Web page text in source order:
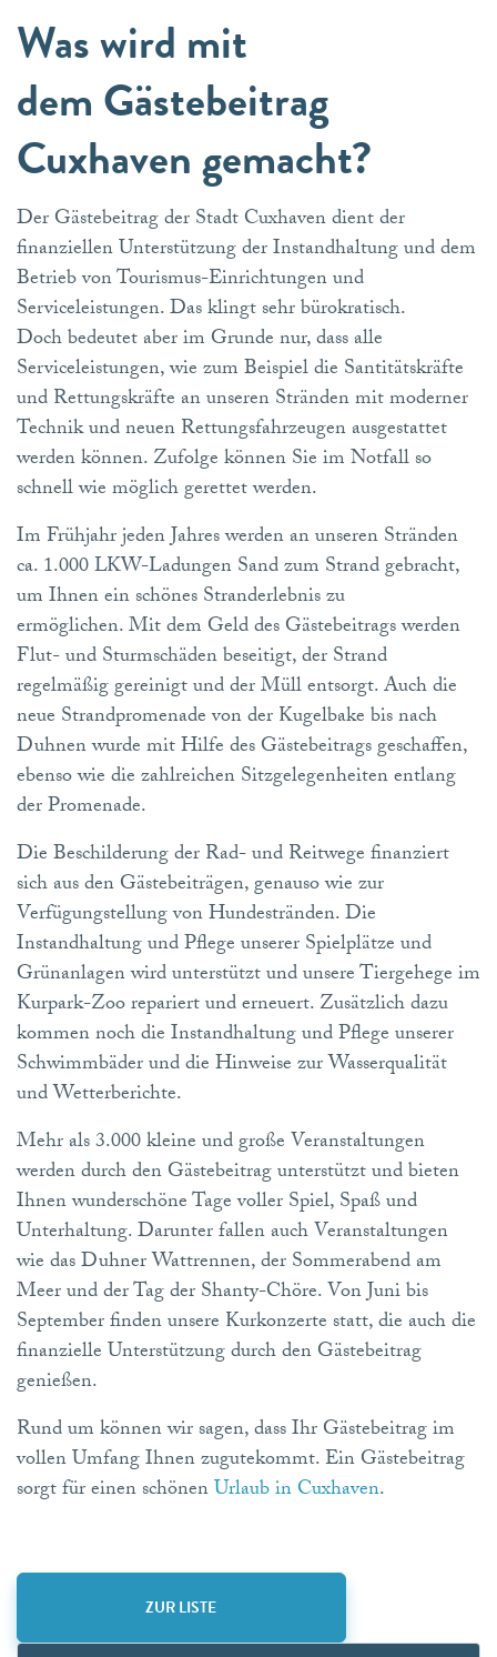
Was wird mit
dem Gästebeitrag
Cuxhaven gemacht?
Der Gästebeitrag der Stadt Cuxhaven dient der
finanziellen Unterstützung der Instandhaltung und dem
Betrieb von Tourismus-Einrichtungen und
Serviceleistungen. Das klingt sehr bürokratisch.
Doch bedeutet aber im Grunde nur, dass alle
Serviceleistungen, wie zum Beispiel die Santitätskräfte
und Rettungskräfte an unseren Stränden mit moderner
Technik und neuen Rettungsfahrzeugen ausgestattet
werden können. Zufolge können Sie im Notfall so
schnell wie möglich gerettet werden.
Im Frühjahr jeden Jahres werden an unseren Stränden
ca. 1.000 LKW-Ladungen Sand zum Strand gebracht,
um Ihnen ein schönes Stranderlebnis zu
ermöglichen. Mit dem Geld des Gästebeitrags werden
Flut- und Sturmschäden beseitigt, der Strand
regelmäßig gereinigt und der Müll entsorgt. Auch die
neue Strandpromenade von der Kugelbake bis nach
Duhnen wurde mit Hilfe des Gästebeitrags geschaffen,
ebenso wie die zahlreichen Sitzgelegenheiten entlang
der Promenade.
Die Beschilderung der Rad- und Reitwege finanziert
sich aus den Gästebeiträgen, genauso wie zur
Verfügungstellung von Hundestränden. Die
Instandhaltung und Pflege unserer Spielplätze und
Grünanlagen wird unterstützt und unsere Tiergehege im
Kurpark-Zoo repariert und erneuert. Zusätzlich dazu
kommen noch die Instandhaltung und Pflege unserer
Schwimmbäder und die Hinweise zur Wasserqualität
und Wetterberichte.
Mehr als 3.000 kleine und große Veranstaltungen
werden durch den Gästebeitrag unterstützt und bieten
Ihnen wunderschöne Tage voller Spiel, Spaß und
Unterhaltung. Darunter fallen auch Veranstaltungen
wie das Duhner Wattrennen, der Sommerabend am
Meer und der Tag der Shanty-Chöre. Von Juni bis
September finden unsere Kurkonzerte statt, die auch die
finanzielle Unterstützung durch den Gästebeitrag
genießen.
Rund um können wir sagen, dass Ihr Gästebeitrag im
vollen Umfang Ihnen zugutekommt. Ein Gästebeitrag
sorgt für einen schönenUrlaub in Cuxhaven.
ZUR LISTE